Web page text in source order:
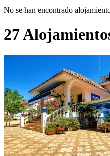
No se han encontrado
27